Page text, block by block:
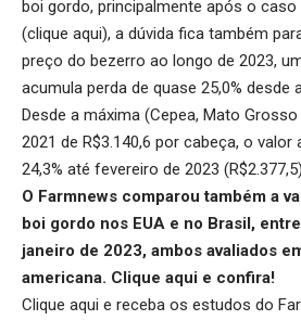
boi gordo, principalmente após o
(clique aqui), a dúvida fica também
preço do bezerro ao longo de 2023,
acumula perda de quase 25,0% desde
Desde a máxima (Cepea, Mato
2021 de R$3.140,6 por cabeça, o valor
24,3% até fevereiro de 2023
O Farmnews comparou também a
boi gordo nos EUA e no Brasil,
janeiro de 2023, ambos avaliados
americana. Clique aqui e confira!
Clique aqui e receba os estudos do